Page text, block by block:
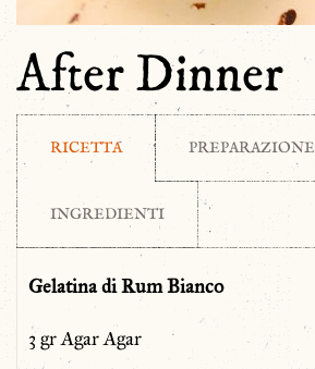
After Dinner
RICETTA PREPARAZIONE
INGREDIENTI
Gelatina di Rum Bianco
3 gr Agar Agar